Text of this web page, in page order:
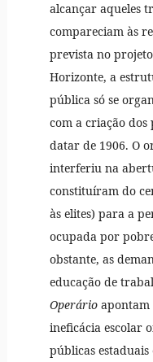
alcançar aqueles
compareciam às
prevista no
Horizonte, a
pública só se
com a criação dos
datar de 1906. O
interferiu na
constituíram do
às elites) para a
ocupada por
obstante, as
educação de
Operárioapontam
ineficácia escolar
públicas